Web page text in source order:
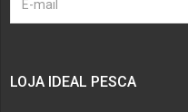
LOJA IDEAL PESCA